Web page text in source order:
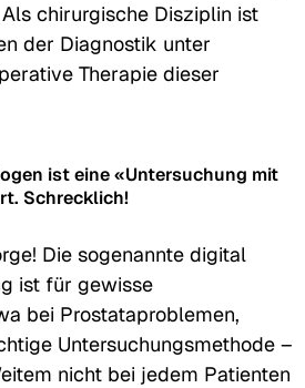
chirurgische Disziplin ist
der Diagnostik unter
Therapie dieser
ist eine «Untersuchung mit
Schrecklich!
Die sogenannte digital
ist für gewisse
bei Prostataproblemen,
Untersuchungsmethode –
nicht bei jedem Patienten